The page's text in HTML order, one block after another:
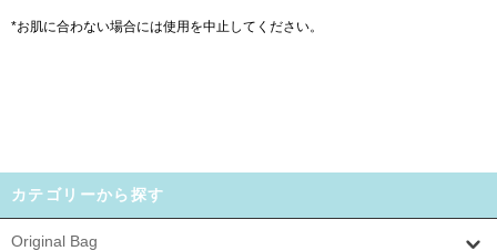
*お肌に合わない場合には使用を中止してください。
カテゴリーから探す
Original Bag